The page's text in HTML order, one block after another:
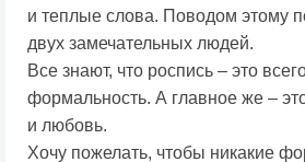
и теплые слова. Поводом этому
двух замечательных людей.
Все знают, что роспись – это
формальность. А главное же –
и любовь.
Хочу пожелать, чтобы никакие